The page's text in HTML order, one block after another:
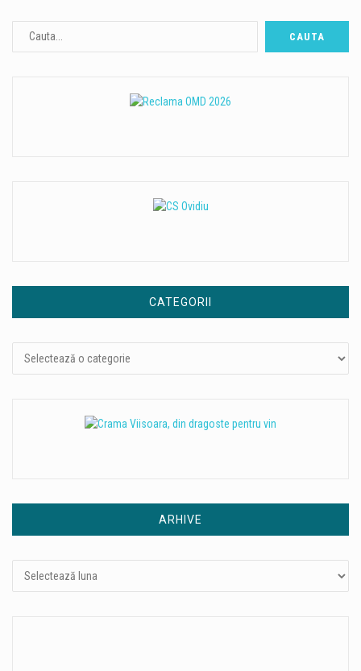
CATEGORII
ARHIVE